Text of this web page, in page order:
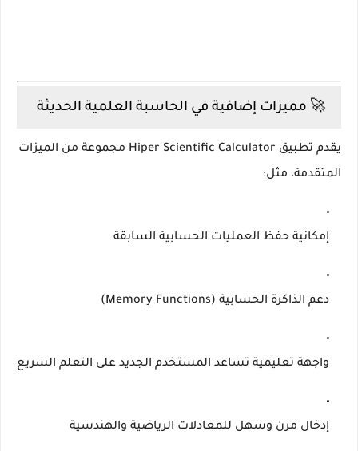
🚀 مميزات إضافية في الحاسبة العلمية الحديثة
يقدم تطبيق Hiper Scientific Calculator مجموعة من الميزات
المتقدمة، مثل:
إمكانية حفظ العمليات الحسابية السابقة
دعم الذاكرة الحسابية (Memory Functions)
واجهة تعليمية تساعد المستخدم الجديد على التعلم السريع
إدخال مرن وسهل للمعادلات الرياضية والهندسية